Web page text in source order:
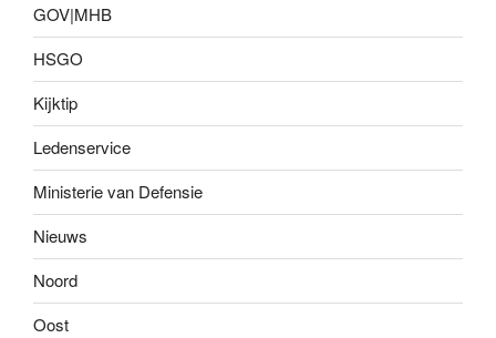
GOV|MHB
HSGO
Kijktip
Ledenservice
Ministerie van Defensie
Nieuws
Noord
Oost